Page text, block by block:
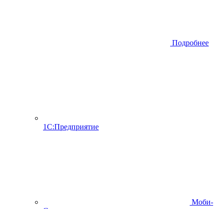
Подробнее
1С:Предприятие
Моби-